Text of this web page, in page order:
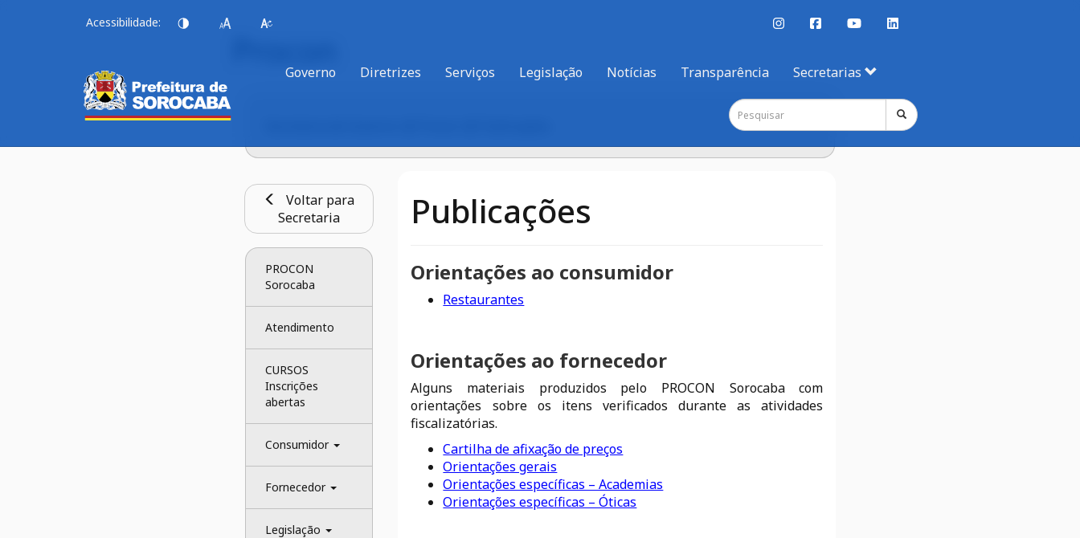
Acessibilidade:
Governo Diretrizes Serviços Legislação Notícias Transparência Secretarias
Voltar para
Secretaria
PROCON
Sorocaba
Atendimento
CURSOS
Inscrições
abertas
Consumidor
Fornecedor
Legislação
Publicações
Orientações ao consumidor
Restaurantes
Orientações ao fornecedor
Alguns materiais produzidos pelo PROCON Sorocaba com
orientações sobre os itens verificados durante as atividades
fiscalizatórias.
Cartilha de afixação de preços
Orientações gerais
Orientações específicas – Academias
Orientações específicas – Óticas